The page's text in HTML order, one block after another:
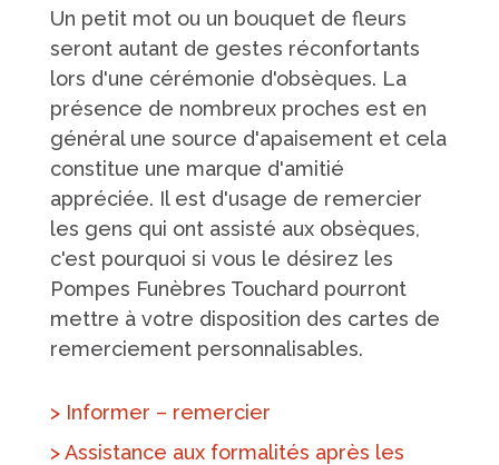
Un petit mot ou un bouquet de fleurs
seront autant de gestes réconfortants
lors d'une cérémonie d'obsèques. La
présence de nombreux proches est en
général une source d'apaisement et cela
constitue une marque d'amitié
appréciée. Il est d'usage de remercier
les gens qui ont assisté aux obsèques,
c'est pourquoi si vous le désirez les
Pompes Funèbres Touchard pourront
mettre à votre disposition des cartes de
remerciement personnalisables.
> Informer – remercier
> Assistance aux formalités après les